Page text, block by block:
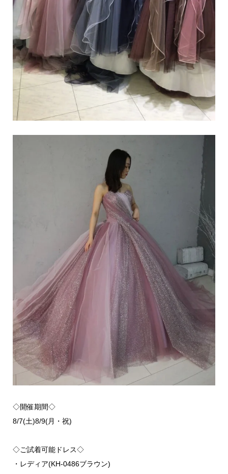
◇開催期間◇
8/7(土)8/9(月・祝)
◇ご試着可能ドレス◇
・レディア(KH-0486ブラウン)